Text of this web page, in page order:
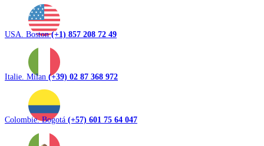
USA. Boston(+1) 857 208 72 49
Italie. Milan (+39) 02 87 368 972
Colombie. Bogotá (+57) 601 75 64 047